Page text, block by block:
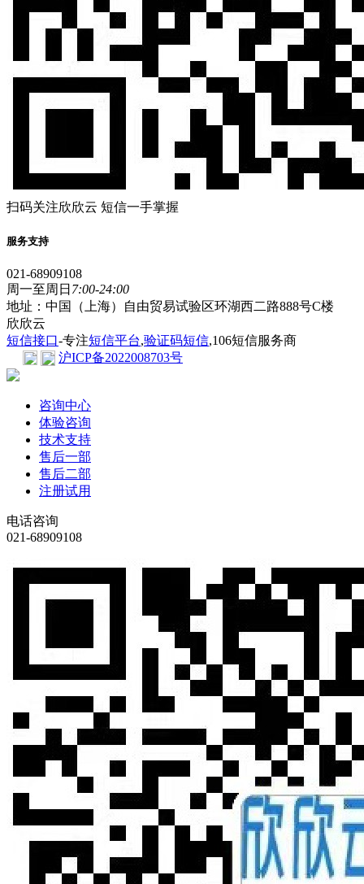
扫码关注欣欣云 短信一手掌握
服务支持
021-68909108
周一至周日 7:00-24:00
地址：中国（上海）自由贸易试验区环湖西二路888号C楼
欣欣云
短信接口-专注短信平台,验证码短信,106短信服务商
沪ICP备2022008703号
咨询中心
体验咨询
技术支持
售后一部
售后二部
注册试用
电话咨询
021-68909108